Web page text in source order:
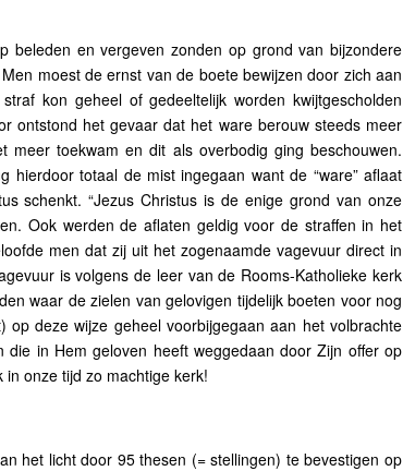
beleden en vergeven zonden op grond van bijzondere
moest de ernst van de boete bewijzen door zich aan
kon geheel of gedeeltelijk worden kwijtgescholden
ontstond het gevaar dat het ware berouw steeds meer
meer toekwam en dit als overbodig ging beschouwen.
hierdoor totaal de mist ingegaan want de “ware” aflaat
schenkt. “Jezus Christus is de enige grond van onze
Ook werden de aflaten geldig voor de straffen in het
men dat zij uit het zogenaamde vagevuur direct in
is volgens de leer van de Rooms-Katholieke kerk
waar de zielen van gelovigen tijdelijk boeten voor nog
op deze wijze geheel voorbijgegaan aan het volbrachte
in Hem geloven heeft weggedaan door Zijn offer op
onze tijd zo machtige kerk!
het licht door 95 thesen (= stellingen) te bevestigen op